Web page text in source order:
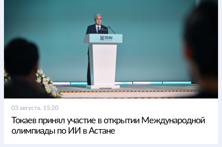
03 августа, 15:20
Токаев принял участие в открытии Международной
олимпиады по ИИ в Астане